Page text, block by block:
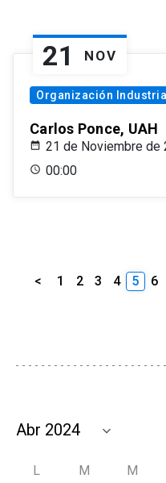
21 NOV
Organización Industrial
Carlos Ponce, UAH
21 de Noviembre de
00:00
< 1 2 3 4 5 6
L M M